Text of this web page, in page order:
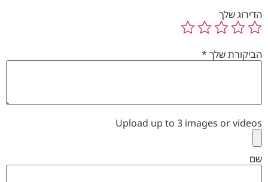
הדירוג שלך
הביקורת שלך *
Upload up to 3 images or videos
שם